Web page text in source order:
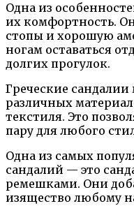
Одна из
их комфортность.
стопы и хорошую
ногам оставаться
долгих прогулок.
Греческие
различных
текстиля. Это
пару для любого
Одна из самых
сандалий — это
ремешками. Они
изящество любому